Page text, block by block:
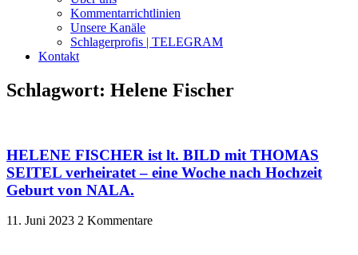
Kommentarrichtlinien
Unsere Kanäle
Schlagerprofis | TELEGRAM
Kontakt
Schlagwort: Helene Fischer
HELENE FISCHER ist lt. BILD mit THOMAS
SEITEL verheiratet – eine Woche nach Hochzeit
Geburt von NALA.
11. Juni 2023 2 Kommentare